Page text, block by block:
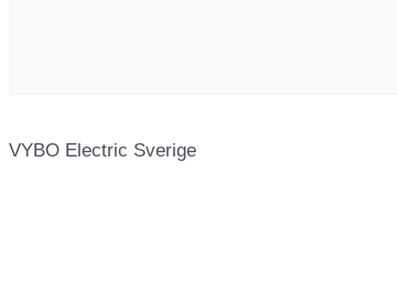
VYBO Electric Sverige